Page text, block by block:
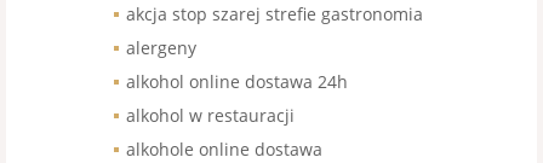
akcja stop szarej strefie gastronomia
alergeny
alkohol online dostawa 24h
alkohol w restauracji
alkohole online dostawa